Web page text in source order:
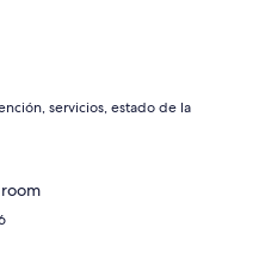
servicios, estado de la